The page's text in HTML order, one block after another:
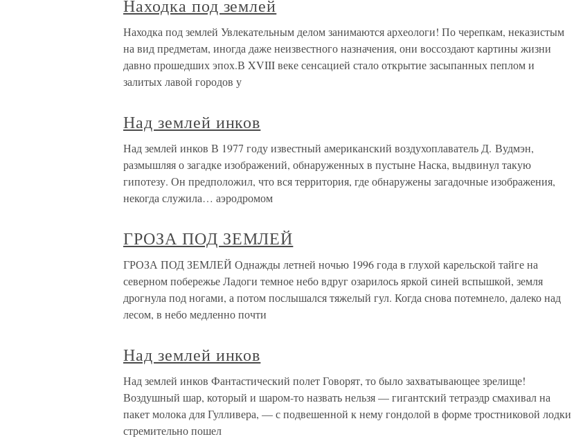
Находка под землей
Находка под землей Увлекательным делом занимаются археологи! По черепкам, неказистым
на вид предметам, иногда даже неизвестного назначения, они воссоздают картины жизни
давно прошедших эпох.В XVIII веке сенсацией стало открытие засыпанных пеплом и
залитых лавой городов у
Над землей инков
Над землей инков В 1977 году известный американский воздухоплаватель Д. Вудмэн,
размышляя о загадке изображений, обнаруженных в пустыне Наска, выдвинул такую
гипотезу. Он предположил, что вся территория, где обнаружены загадочные изображения,
некогда служила… аэродромом
ГРОЗА ПОД ЗЕМЛЕЙ
ГРОЗА ПОД ЗЕМЛЕЙ Однажды летней ночью 1996 года в глухой карельской тайге на
северном побережье Ладоги темное небо вдруг озарилось яркой синей вспышкой, земля
дрогнула под ногами, а потом послышался тяжелый гул. Когда снова потемнело, далеко над
лесом, в небо медленно почти
Над землей инков
Над землей инков Фантастический полет Говорят, то было захватывающее зрелище!
Воздушный шар, который и шаром-то назвать нельзя — гигантский тетраэдр смахивал на
пакет молока для Гулливера, — с подвешенной к нему гондолой в форме тростниковой лодки
стремительно пошел